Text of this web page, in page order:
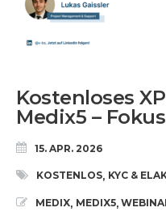
Kostenloses
Medix5 –
15. APR. 2026
KOSTENLOS, KYC &
MEDIX, MEDIX5,